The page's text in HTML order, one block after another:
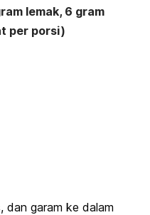
lemak, 6 gram
per porsi)
dan garam ke dalam